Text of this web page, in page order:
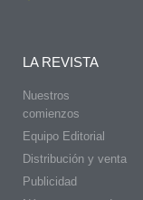
LA REVISTA
Nuestros
comienzos
Equipo Editorial
Distribución y venta
Publicidad